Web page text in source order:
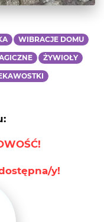
WIBRACJE DOMU
ŻYWIOŁY
y!